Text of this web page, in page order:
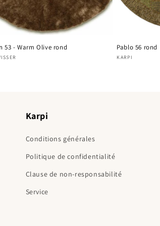
53 - Warm Olive rond
:
Pablo 56 rond
Fournisseur :
KARPI
Karpi
Conditions générales
Politique de confidentialité
Clause de non-responsabilité
Service